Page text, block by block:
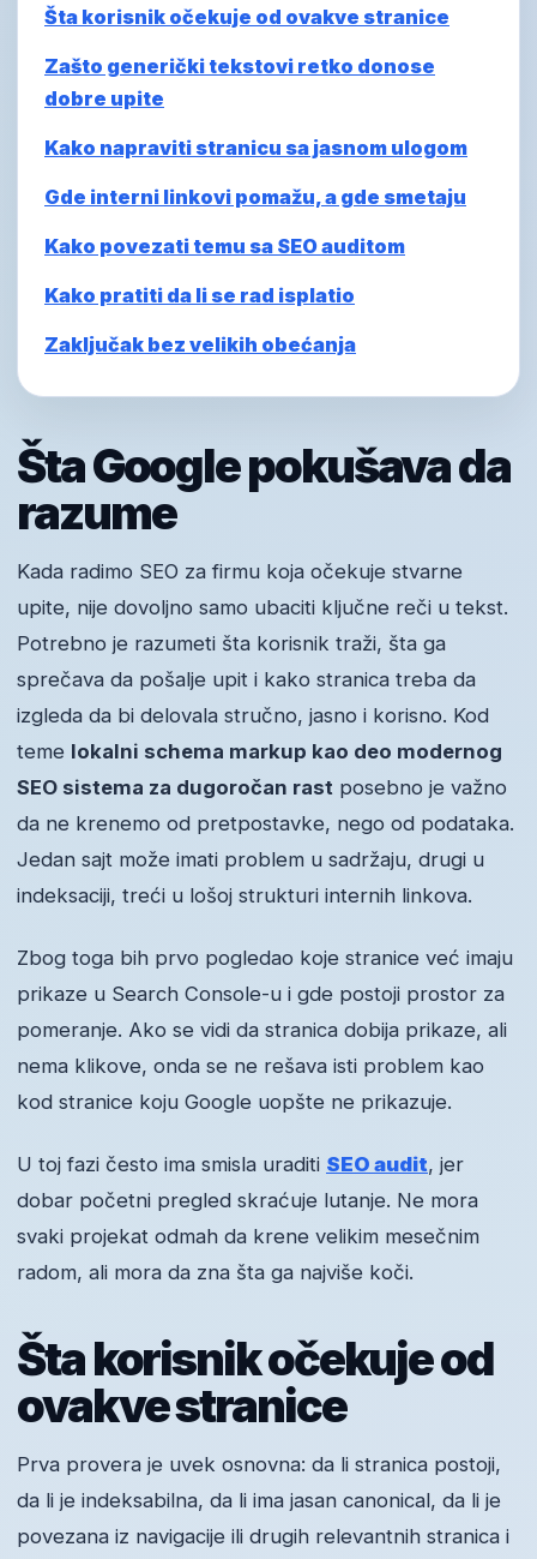
Šta korisnik očekuje od ovakve stranice
Zašto generički tekstovi retko donose
dobre upite
Kako napraviti stranicu sa jasnom ulogom
Gde interni linkovi pomažu, a gde smetaju
Kako povezati temu sa SEO auditom
Kako pratiti da li se rad isplatio
Zaključak bez velikih obećanja
Šta Google pokušava da
razume
Kada radimo SEO za firmu koja očekuje stvarne
upite, nije dovoljno samo ubaciti ključne reči u tekst.
Potrebno je razumeti šta korisnik traži, šta ga
sprečava da pošalje upit i kako stranica treba da
izgleda da bi delovala stručno, jasno i korisno. Kod
teme lokalni schema markup kao deo modernog
SEO sistema za dugoročan rast posebno je važno
da ne krenemo od pretpostavke, nego od podataka.
Jedan sajt može imati problem u sadržaju, drugi u
indeksaciji, treći u lošoj strukturi internih linkova.
Zbog toga bih prvo pogledao koje stranice već imaju
prikaze u Search Console-u i gde postoji prostor za
pomeranje. Ako se vidi da stranica dobija prikaze, ali
nema klikove, onda se ne rešava isti problem kao
kod stranice koju Google uopšte ne prikazuje.
U toj fazi često ima smisla uraditi SEO audit, jer
dobar početni pregled skraćuje lutanje. Ne mora
svaki projekat odmah da krene velikim mesečnim
radom, ali mora da zna šta ga najviše koči.
Šta korisnik očekuje od
ovakve stranice
Prva provera je uvek osnovna: da li stranica postoji,
da li je indeksabilna, da li ima jasan canonical, da li je
povezana iz navigacije ili drugih relevantnih stranica i